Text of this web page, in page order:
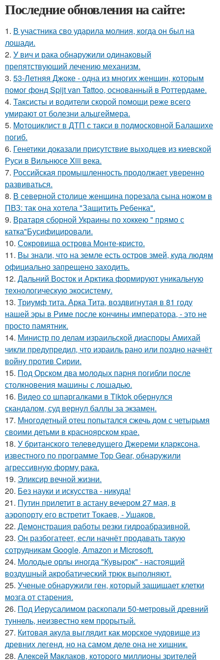
Последние обновления на сайте:
1. В участника сво ударила молния, когда он был на
лошади.
2. У вич и рака обнаружили одинаковый
препятствующий лечению механизм.
3. 53-Летняя Джоке - одна из многих женщин, которым
помог фонд Spijt van Tattoo, основанный в Роттердаме.
4. Таксисты и водители скорой помощи реже всего
умирают от болезни альцгеймера.
5. Moтоциклист в ДТП с такси в подмосковной Балашихе
погиб.
6. Генетики доказали присутствие выходцев из киевской
Руси в Вильнюсе Xiii века.
7. Российская промышленность продолжает уверенно
развиваться.
8. В северной столице женщина порезала сына ножом в
ПВЗ: так она хотела "Защитить Ребенка".
9. Вратаря сборной Украины по хоккею " прямо с
катка"Бусифицировали.
10. Сокровища острова Монте-кристо.
11. Вы знали, что на земле есть остров змей, куда людям
официально запрещено заходить.
12. Дальний Восток и Арктика формируют уникальную
технологическую экосистему.
13. Триумф тита. Арка Тита, воздвигнутая в 81 году
нашей эры в Риме после кончины императора, - это не
просто памятник.
14. Министр по делам израильской диаспоры Амихай
чикли предупредил, что израиль рано или поздно начнёт
войну против Сирии.
15. Под Орском два молодых парня погибли после
столкновения машины с лошадью.
16. Видео со шпаргалками в Tiktok обернулся
скандалом, суд вернул баллы за экзамен.
17. Многодетный отец попытался сжечь дом с четырьмя
своими детьми в красноярском крае.
18. У британского телеведущего Джереми кларксона,
известного по программе Top Gear, обнаружили
агрессивную форму рака.
19. Эликсир вечной жизни.
20. Без науки и искусства - никуда!
21. Путин прилетит в астану вечером 27 мая, в
аэропорту его встретит Токаев, - Ушаков.
22. Демонстрация работы резки гидроабразивной.
23. Он разбогатеет, если начнёт продавать такую
сотрудникам Google, Amazon и Microsoft.
24. Молодые орлы иногда "Кувырок" - настоящий
воздушный акробатический трюк выполняют.
25. Ученые обнаружили ген, который защищает клетки
мозга от старения.
26. Под Иерусалимом раскопали 50-метровый древний
туннель, неизвестно кем прорытый.
27. Китовая акула выглядит как морское чудовище из
древних легенд, но на самом деле она не хищник.
28. Aлeкceй Maклаков, кoтopoго миллиoны зpитeлeй